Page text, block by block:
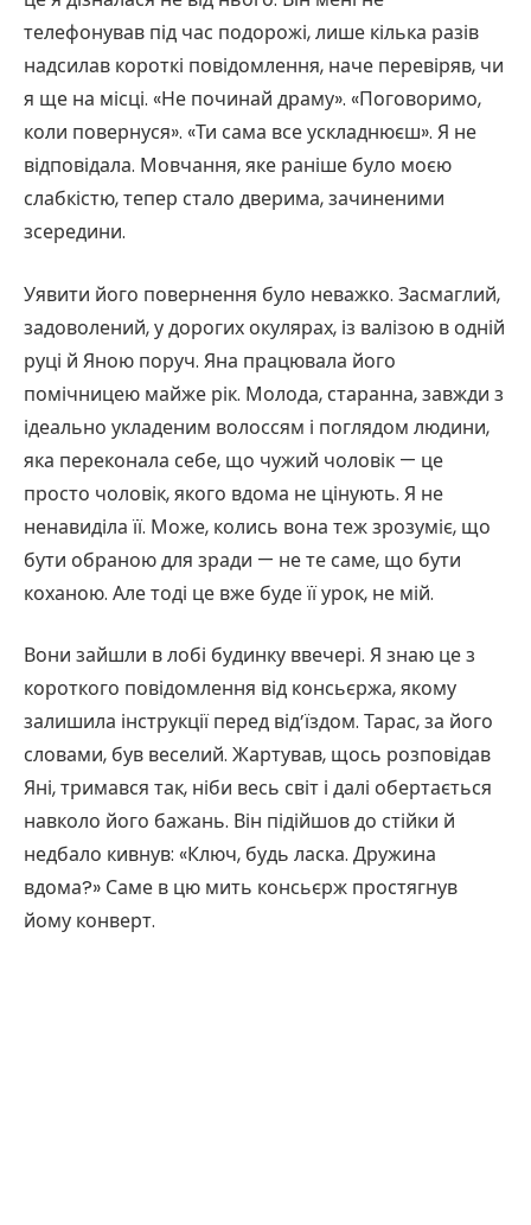
телефонував під час подорожі, лише кілька разів
надсилав короткі повідомлення, наче перевіряв, чи
я ще на місці. «Не починай драму». «Поговоримо,
коли повернуся». «Ти сама все ускладнюєш». Я не
відповідала. Мовчання, яке раніше було моєю
слабкістю, тепер стало дверима, зачиненими
зсередини.
Уявити його повернення було неважко. Засмаглий,
задоволений, у дорогих окулярах, із валізою в одній
руці й Яною поруч. Яна працювала його
помічницею майже рік. Молода, старанна, завжди з
ідеально укладеним волоссям і поглядом людини,
яка переконала себе, що чужий чоловік — це
просто чоловік, якого вдома не цінують. Я не
ненавиділа її. Може, колись вона теж зрозуміє, що
бути обраною для зради — не те саме, що бути
коханою. Але тоді це вже буде її урок, не мій.
Вони зайшли в лобі будинку ввечері. Я знаю це з
короткого повідомлення від консьєржа, якому
залишила інструкції перед від’їздом. Тарас, за його
словами, був веселий. Жартував, щось розповідав
Яні, тримався так, ніби весь світ і далі обертається
навколо його бажань. Він підійшов до стійки й
недбало кивнув: «Ключ, будь ласка. Дружина
вдома?» Саме в цю мить консьєрж простягнув
йому конверт.